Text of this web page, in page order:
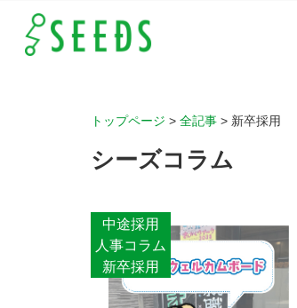
トップページ > 全記事 > 新卒採用
シーズコラム
中途採用
人事コラム
新卒採用